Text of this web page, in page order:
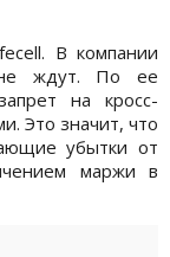
В компании
не ждут. По ее
на кросс-
Это значит, что
убытки от
маржи в